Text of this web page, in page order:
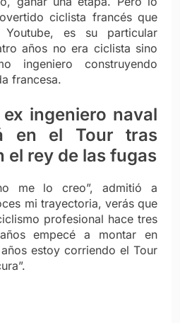
ciclista francés que
es su particular
años no era ciclista sino
ingeniero construyendo
francesa.
ingeniero naval
en el Tour tras
el rey de las fugas
me lo creo”, admitió a
mi trayectoria, verás que
profesional hace tres
empecé a montar en
estoy corriendo el Tour